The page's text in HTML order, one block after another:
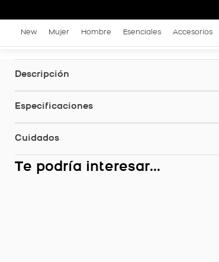
New Mujer Hombre Esenciales Accesorios
Descripción
Especificaciones
Cuidados
Te podría interesar...